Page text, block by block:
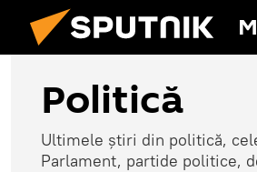
Politică
Ultimele știri din politică,
Parlament, partide politice,